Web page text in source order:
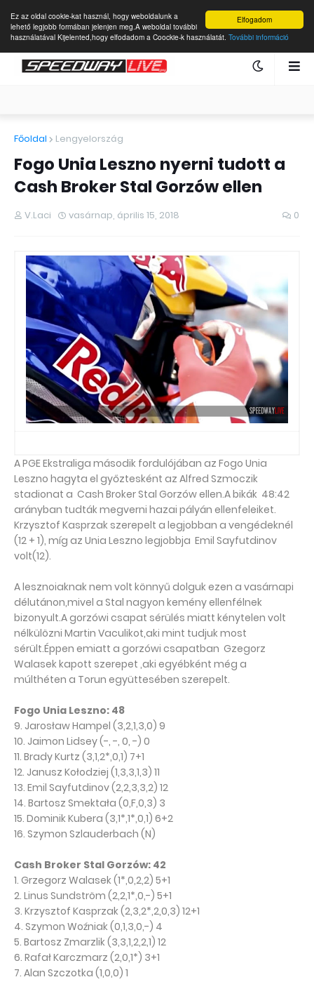
Elfogadom
Ez az oldal cookie-kat használ, hogy weboldalunk a
lehető legjobb formában jelenjen meg.A weboldal további
használatával Kijelented,hogy elfodadom a Coockie-k használatát. További információ
Főoldal Lengyelország
Fogo Unia Leszno nyerni tudott a
Cash Broker Stal Gorzów ellen
V.Laci vasárnap, április 15, 2018 0
A PGE Ekstraliga második fordulójában az Fogo Unia
Leszno hagyta el győztesként az Alfred Szmoczik
stadionat a Cash Broker Stal Gorzów ellen.A bikák 48:42
arányban tudták megverni hazai pályán ellenfeleiket.
Krzysztof Kasprzak szerepelt a legjobban a vengédeknél
(12 + 1), míg az Unia Leszno legjobbja Emil Sayfutdinov
volt(12).
A lesznoiaknak nem volt könnyű dolguk ezen a vasárnapi
délutánon,mivel a Stal nagyon kemény ellenfélnek
bizonyult.A gorzówi csapat sérülés miatt kénytelen volt
nélkülözni Martin Vaculikot,aki mint tudjuk most
sérült.Éppen emiatt a gorzówi csapatban Gzegorz
Walasek kapott szerepet ,aki egyébként még a
múlthéten a Torun együttesében szerepelt.
Fogo Unia Leszno: 48
9. Jarosław Hampel (3,2,1,3,0) 9
10. Jaimon Lidsey (-, -, 0, -) 0
11. Brady Kurtz (3,1,2*,0,1) 7+1
12. Janusz Kołodziej (1,3,3,1,3) 11
13. Emil Sayfutdinov (2,2,3,3,2) 12
14. Bartosz Smektała (0,F,0,3) 3
15. Dominik Kubera (3,1*,1*,0,1) 6+2
16. Szymon Szlauderbach (N)
Cash Broker Stal Gorzów: 42
1. Grzegorz Walasek (1*,0,2,2) 5+1
2. Linus Sundström (2,2,1*,0,-) 5+1
3. Krzysztof Kasprzak (2,3,2*,2,0,3) 12+1
4. Szymon Woźniak (0,1,3,0,-) 4
5. Bartosz Zmarzlik (3,3,1,2,2,1) 12
6. Rafał Karczmarz (2,0,1*) 3+1
7. Alan Szczotka (1,0,0) 1